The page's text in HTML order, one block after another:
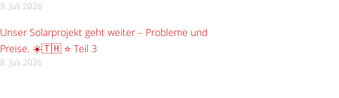
9. Juli 2026
Unser Solarprojekt geht weiter – Probleme und
Preise. ☀️🇹🇭 ⭐ Teil 3
8. Juli 2026